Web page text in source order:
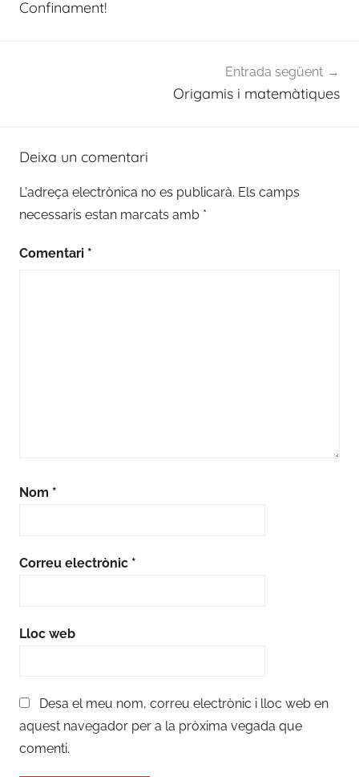
Confinament!
Entrada següent
Origamis i matemàtiques
Deixa un comentari
L'adreça electrònica no es publicarà. Els camps
necessaris estan marcats amb *
Comentari *
Nom *
Correu electrònic *
Lloc web
Desa el meu nom, correu electrònic i lloc web en
aquest navegador per a la pròxima vegada que
comenti.